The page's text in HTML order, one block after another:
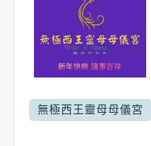
無極西王靈母母儀宮